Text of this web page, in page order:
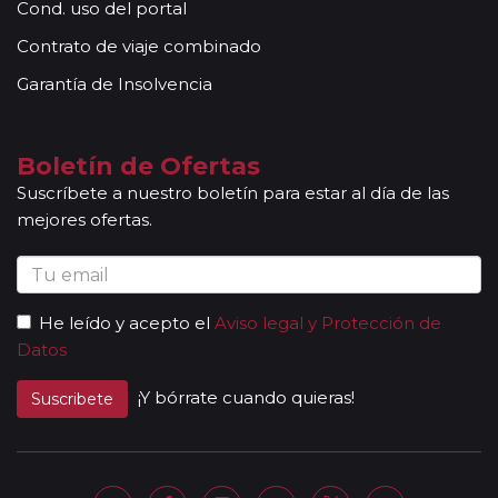
locales que le permitirán conocer más a fondo la
cultura de los lugares visitados. En ocasiones, los
acompañantes podrán dar las explicaciones en dos
idiomas diferentes. Según circuito, le atenderá en su
viaje un único guía-acompañante o bien cambiará de
guía-acompañante en función de la etapa. Los guías
acompañantes siempre estarán presentes en los
paseos incluidos, pero poseen múltiples funciones y
persona en particular. En los momentos en que no
existen servicios incluidos en el programa, nuestros
guías pueden encontrarse realizando funciones bien
de coordinación, bien para otros grupos diferentes y
Al completar el pago de su viaje y una vez le
Cond. uso del portal
Contrato de viaje combinado
Garantía de Insolvencia
Boletín de Ofertas
Suscríbete a nuestro boletín para estar al día de las
mejores ofertas.
He leído y acepto el Aviso legal y Protección de
Datos
Suscribete ¡Y bórrate cuando quieras!